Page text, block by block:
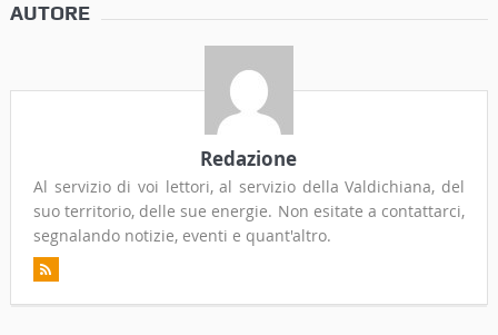
AUTORE
Redazione
Al servizio di voi lettori, al servizio della Valdichiana, del
suo territorio, delle sue energie. Non esitate a contattarci,
segnalando notizie, eventi e quant'altro.